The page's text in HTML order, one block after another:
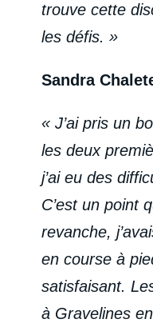
trouve cette
les défis. »
Sandra
« J’ai pris un
les deux
j’ai eu des
C’est un point
revanche,
en course à
satisfaisant.
à Gravelines